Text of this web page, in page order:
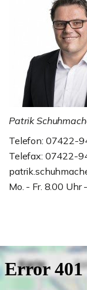
Patrik
Telefon: 07422-
Telefax: 07422-
Mo. - Fr. 8.00